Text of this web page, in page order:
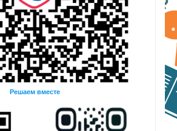
Решаем вместе